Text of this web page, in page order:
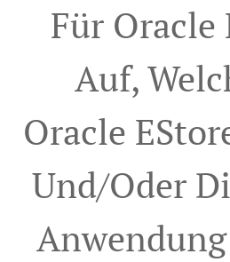
Für Oracle
Auf,
Oracle
Und/oder